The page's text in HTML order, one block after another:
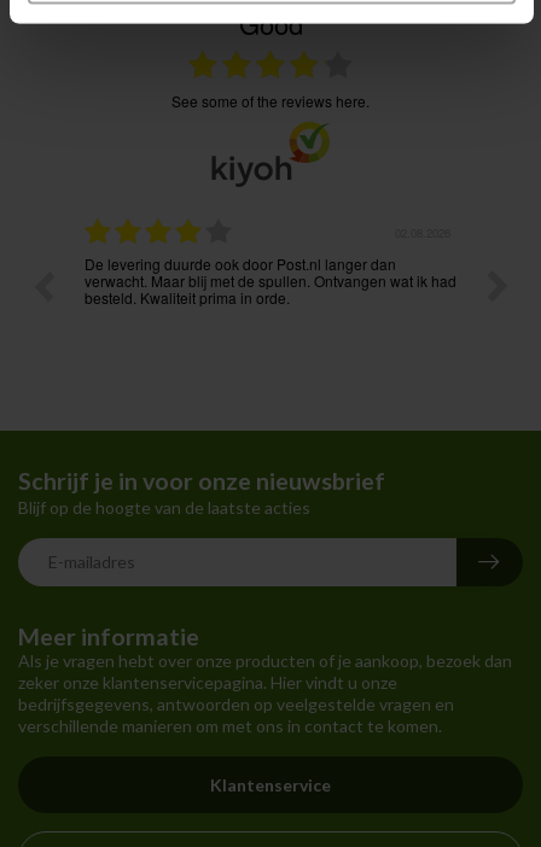
Good
see some of the reviews here.
duurde ook door Post.nl langer dan
Maar blij met de spullen. Ontvangen wat ik had
prima in orde.
Voordelige prijzen en
onmiddellijk bereikbaar.
Meer informatie
Als je vragen hebt over onze producten of je aankoop, bezoek dan
zeker onze klantenservicepagina. Hier vindt u onze
bedrijfsgegevens, antwoorden op veelgestelde vragen en
verschillende manieren om met ons in contact te komen.
Klantenservice
Schrijf je in voor onze nieuwsbrief
Blijf op de hoogte van de laatste acties